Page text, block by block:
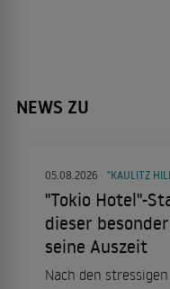
NEWS ZU
05.08.2026 "KAULITZ
"Tokio Hotel"-
dieser
seine Auszeit
Nach den